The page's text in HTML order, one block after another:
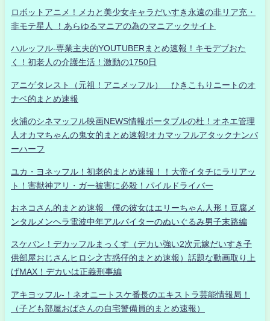
ロボットアニメ！メカと美少女キャラだいすき永遠の非リア充・
非モテ星人 ！あらゆるマニアの為のマニアックサイト
ハルッフル-専業主夫的YOUTUBERまとめ速報！キモデブおた
く！初老人の介護生活！激動の1750日
アニゲタレスト（元祖！アニメッフル） ひきこもりニートのオ
ナベ的まとめ速報
火浦のシネマッフル映画NEWS情報ポータブルの杜！オネエ管理
人オカマちゃんの鬼女的まとめ速報!オカマッフルアタックナンバ
ーハーフ
ユカ・ヨネッフル！初老的まとめ速報！！大帝イタチにラリアッ
ト！害獣神アリ・ガー被害に必殺！パイルドライバー
おネコさん的まとめ速報 僕の彼女はエリーちゃん人形！豆腐メ
ンタルメンヘラ電波中年アルバイターのぬいぐるみ男子末路編
スケバン！デカッフルまっくす（デカい強い2次元嫁だいすき子
供部屋おじさんヒロシ之古惑仔的まとめ速報）話題な動画取り上
げMAX！デカいは正義刑事編
アキヨッフル-！ネオニートスケ番長のエキストラ芸能情報局！
（子ども部屋おばさんの自宅警備員的まとめ速報）